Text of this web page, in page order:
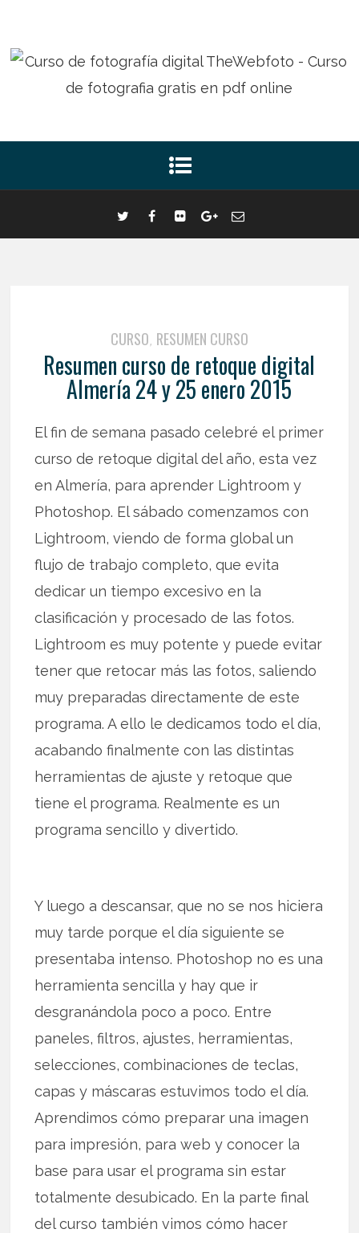
CURSO, RESUMEN CURSO
Resumen curso de retoque digital
Almería 24 y 25 enero 2015
El fin de semana pasado celebré el primer
curso de retoque digital del año, esta vez
en Almería, para aprender Lightroom y
Photoshop. El sábado comenzamos con
Lightroom, viendo de forma global un
flujo de trabajo completo, que evita
dedicar un tiempo excesivo en la
clasificación y procesado de las fotos.
Lightroom es muy potente y puede evitar
tener que retocar más las fotos, saliendo
muy preparadas directamente de este
programa. A ello le dedicamos todo el día,
acabando finalmente con las distintas
herramientas de ajuste y retoque que
tiene el programa. Realmente es un
programa sencillo y divertido.
Y luego a descansar, que no se nos hiciera
muy tarde porque el día siguiente se
presentaba intenso. Photoshop no es una
herramienta sencilla y hay que ir
desgranándola poco a poco. Entre
paneles, filtros, ajustes, herramientas,
selecciones, combinaciones de teclas,
capas y máscaras estuvimos todo el día.
Aprendimos cómo preparar una imagen
para impresión, para web y conocer la
base para usar el programa sin estar
totalmente desubicado. En la parte final
del curso también vimos cómo hacer